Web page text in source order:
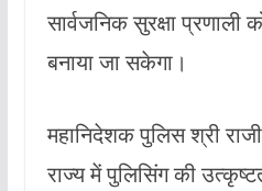
सार्वजनिक सुरक्षा
बनाया जा सकेगा।
महानिदेशक पुलिस श्री
राज्य में पुलिसिंग की